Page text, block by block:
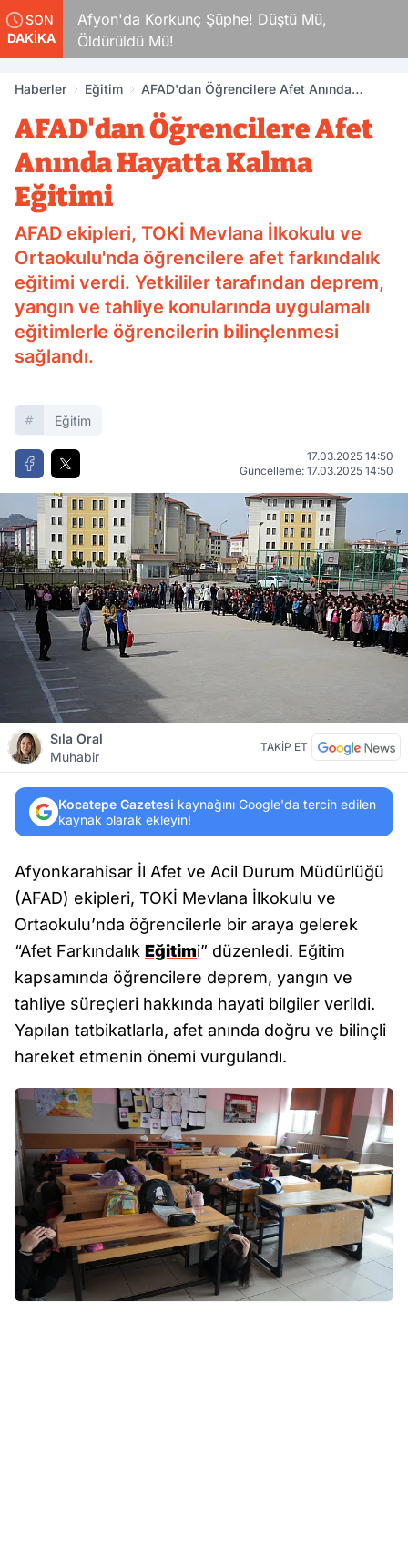
SON
DAKİKA
Afyon'da Korkunç Şüphe! Düştü Mü,
Öldürüldü Mü!
Haberler Eğitim
AFAD'dan Öğrencilere Afet Anında
AFAD'dan Öğrencilere Afet
Anında Hayatta Kalma
Eğitimi
AFAD ekipleri, TOKİ Mevlana İlkokulu ve
Ortaokulu'nda öğrencilere afet farkındalık
eğitimi verdi. Yetkililer tarafından deprem,
yangın ve tahliye konularında uygulamalı
eğitimlerle öğrencilerin bilinçlenmesi
sağlandı.
Eğitim
17.03.2025 14:50
Güncelleme: 17.03.2025 14:50
Sıla Oral
Muhabir
TAKİP ET
Kocatepe Gazetesi kaynağını Google'da tercih edilen
kaynak olarak ekleyin!
Afyonkarahisar İl Afet ve Acil Durum Müdürlüğü
(AFAD) ekipleri, TOKİ Mevlana İlkokulu ve
Ortaokulu’nda öğrencilerle bir araya gelerek
“Afet Farkındalık Eğitimi” düzenledi. Eğitim
kapsamında öğrencilere deprem, yangın ve
tahliye süreçleri hakkında hayati bilgiler verildi.
Yapılan tatbikatlarla, afet anında doğru ve bilinçli
hareket etmenin önemi vurgulandı.